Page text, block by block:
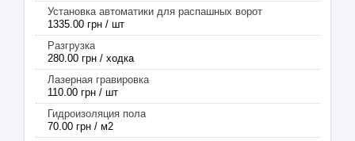
Установка автоматики для распашных ворот
1335.00 грн / шт
Разгрузка
280.00 грн / ходка
Лазерная гравировка
110.00 грн / шт
Гидроизоляция пола
70.00 грн / м2